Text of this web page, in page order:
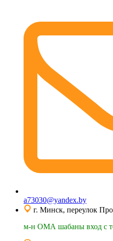
a73030@yandex.by
г. Минск, переулок
м-н ОМА шабаны вход с